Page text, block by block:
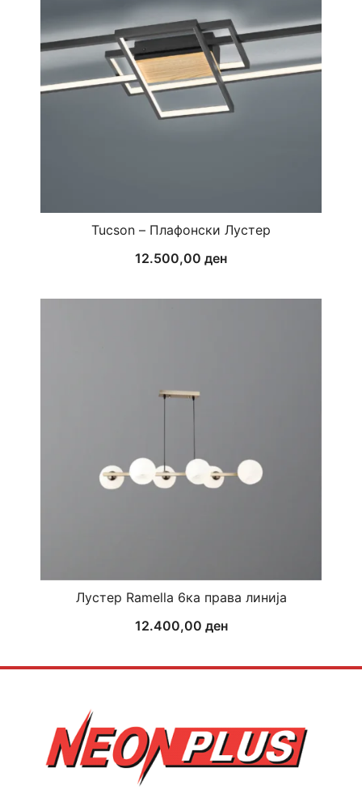
Tucson – Плафонски Лустер
12.500,00 ден
Лустер Ramella 6ка права линија
12.400,00 ден